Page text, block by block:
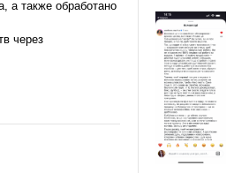
а также обработано
через